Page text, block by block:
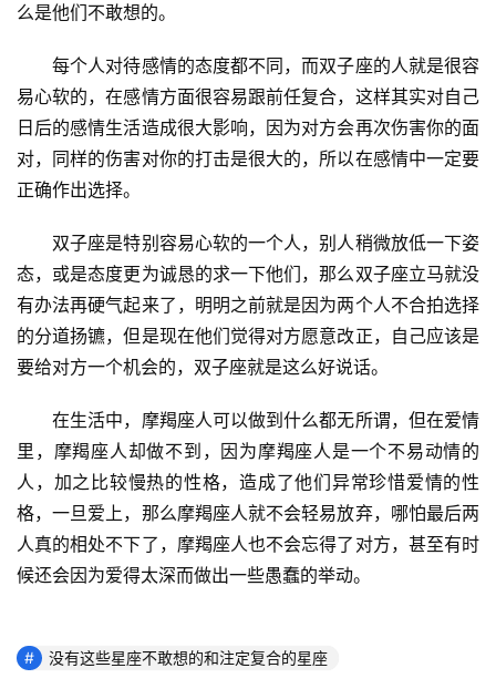
么是他们不敢想的。
每个人对待感情的态度都不同，而双子座的人就是很容
易心软的，在感情方面很容易跟前任复合，这样其实对自己
日后的感情生活造成很大影响，因为对方会再次伤害你的面
对，同样的伤害对你的打击是很大的，所以在感情中一定要
正确作出选择。
双子座是特别容易心软的一个人，别人稍微放低一下姿
态，或是态度更为诚恳的求一下他们，那么双子座立马就没
有办法再硬气起来了，明明之前就是因为两个人不合拍选择
的分道扬镳，但是现在他们觉得对方愿意改正，自己应该是
要给对方一个机会的，双子座就是这么好说话。
在生活中，摩羯座人可以做到什么都无所谓，但在爱情
里，摩羯座人却做不到，因为摩羯座人是一个不易动情的
人，加之比较慢热的性格，造成了他们异常珍惜爱情的性
格，一旦爱上，那么摩羯座人就不会轻易放弃，哪怕最后两
人真的相处不下了，摩羯座人也不会忘得了对方，甚至有时
候还会因为爱得太深而做出一些愚蠢的举动。
没有这些星座不敢想的和注定复合的星座